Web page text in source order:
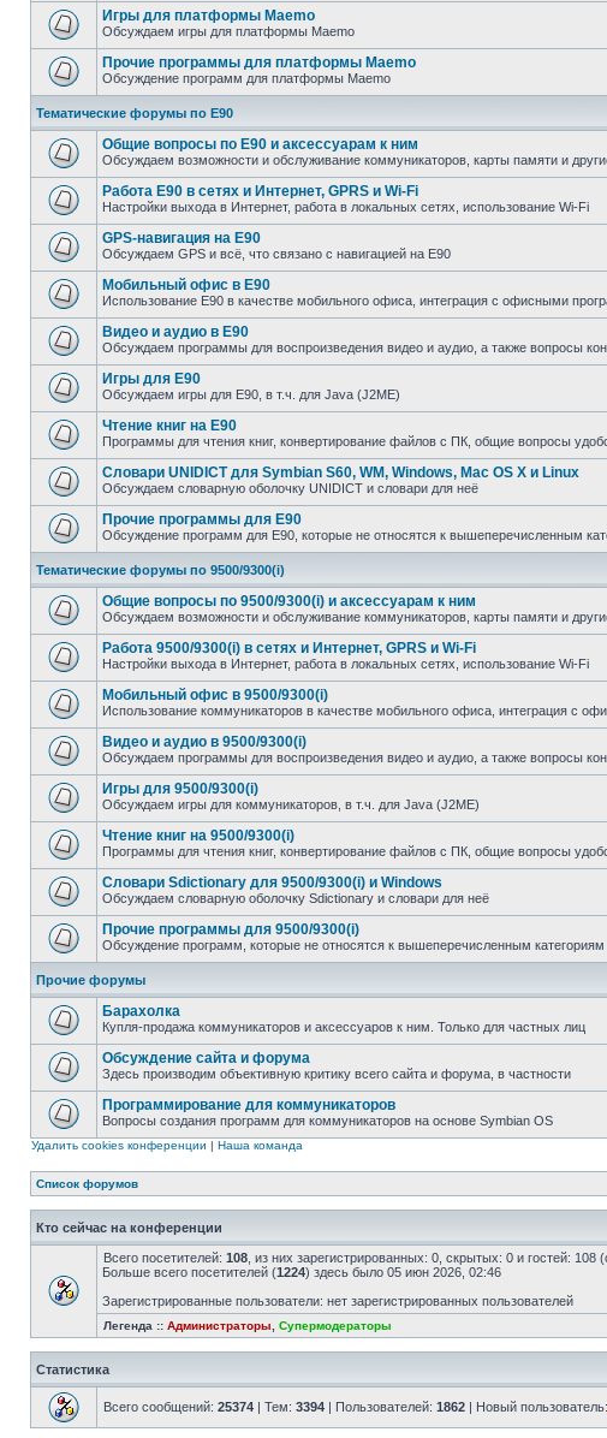
Игры для платформы Maemo
Обсуждаем игры для платформы Maemo
Прочие программы для платформы Maemo
Обсуждение программ для платформы Maemo
Тематические форумы по E90
Общие вопросы по E90 и аксессуарам к ним
Обсуждаем возможности и обслуживание коммуникаторов, карты памяти и
Работа E90 в сетях и Интернет, GPRS и Wi-Fi
Настройки выхода в Интернет, работа в локальных сетях, использование Wi-Fi
GPS-навигация на E90
Обсуждаем GPS и всё, что связано с навигацией на E90
Мобильный офис в E90
Использование E90 в качестве мобильного офиса, интеграция с офисными
Видео и аудио в E90
Обсуждаем программы для воспроизведения видео и аудио, а также вопросы
Игры для E90
Обсуждаем игры для E90, в т.ч. для Java (J2ME)
Чтение книг на E90
Программы для чтения книг, конвертирование файлов с ПК, общие вопросы
Словари UNIDICT для Symbian S60, WM, Windows, Mac OS X и Linux
Обсуждаем словарную оболочку UNIDICT и словари для неё
Прочие программы для E90
Обсуждение программ для E90, которые не относятся к вышеперечисленным
Тематические форумы по 9500/9300(i)
Общие вопросы по 9500/9300(i) и аксессуарам к ним
Обсуждаем возможности и обслуживание коммуникаторов, карты памяти и
Работа 9500/9300(i) в сетях и Интернет, GPRS и Wi-Fi
Настройки выхода в Интернет, работа в локальных сетях, использование Wi-Fi
Мобильный офис в 9500/9300(i)
Использование коммуникаторов в качестве мобильного офиса, интеграция с
Видео и аудио в 9500/9300(i)
Обсуждаем программы для воспроизведения видео и аудио, а также вопросы
Игры для 9500/9300(i)
Обсуждаем игры для коммуникаторов, в т.ч. для Java (J2ME)
Чтение книг на 9500/9300(i)
Программы для чтения книг, конвертирование файлов с ПК, общие вопросы
Словари Sdictionary для 9500/9300(i) и Windows
Обсуждаем словарную оболочку Sdictionary и словари для неё
Прочие программы для 9500/9300(i)
Обсуждение программ, которые не относятся к вышеперечисленным категориям
Прочие форумы
Барахолка
Купля-продажа коммуникаторов и аксессуаров к ним. Только для частных лиц
Обсуждение сайта и форума
Здесь производим объективную критику всего сайта и форума, в частности
Программирование для коммуникаторов
Вопросы создания программ для коммуникаторов на основе Symbian OS
Удалить cookies конференции | Наша команда
Список форумов
Кто сейчас на конференции
Всего посетителей: 108 , из них зарегистрированных: 0, скрытых: 0 и гостей:
Больше всего посетителей (1224) здесь было 05 июн 2026, 02:46
Зарегистрированные пользователи: нет зарегистрированных пользователей
Легенда :: Администраторы Супермодераторы
Статистика
Всего сообщений: 25374 | Тем: 3394 | Пользователей: 1862 | Новый пользователь: